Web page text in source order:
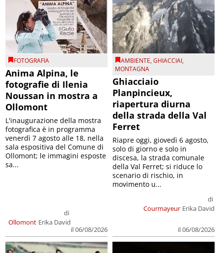
FOTOGRAFIA
Anima Alpina, le
fotografie di Ilenia
Noussan in mostra a
Ollomont
Ollomont
di
Erika David
il 06/08/2026
L'inaugurazione della mostra
fotografica è in programma
venerdì 7 agosto alle 18, nella
sala espositiva del Comune di
Ollomont; le immagini esposte
sa...
AMBIENTE,GHIACCIAI,
MONTAGNA
Ghiacciaio
Planpincieux,
riapertura diurna
della strada della Val
Ferret
Courmayeur
di
Erika David
il 06/08/2026
Riapre oggi, giovedì 6 agosto,
solo di giorno e solo in
discesa, la strada comunale
della Val Ferret; si riduce lo
scenario di rischio, in
movimento u...